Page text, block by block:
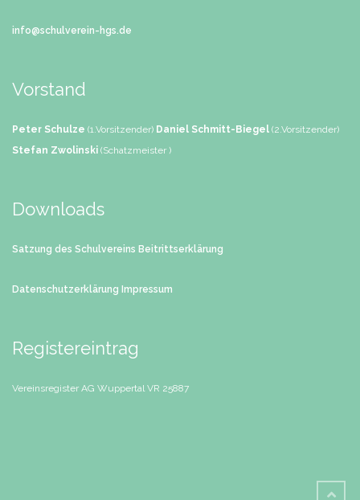
info@schulverein-hgs.de
Vorstand
Peter Schulze (1.Vorsitzender) Daniel Schmitt-Biegel (2.Vorsitzender)
Stefan Zwolinski (Schatzmeister )
Downloads
Satzung des Schulvereins Beitrittserklärung
Datenschutzerklärung Impressum
Registereintrag
Vereinsregister AG WuppertalVR 25887